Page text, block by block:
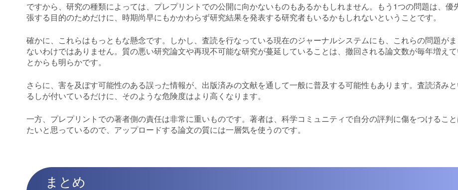
ですから、研究の種類によっては、プレプリントでの公開に向かないものもあるかもしれません。もう1つの問題は、優
張する目的のためだけに、時期尚早にもかかわらず研究結果を発表する研究者もいるかもしれないということです。
確かに、これらはもっともな懸念です。しかし、査読を行なっている現在のジャーナルシステムにも、これらの問題がま
ないわけではありません。質の悪い研究論文や再現不可能な研究が蔓延していることは、撤回される論文数が毎年増え
とからも明らかです。
さらに、害を及ぼす可能性のある誤った情報が、出版済みの文献を通して一般に普及する可能性もあります。査読済み
るしが付いているだけに、そのような危険度はより高くなります。
一方、プレプリントでの著者側の責任は非常に重いものです。著者は、科学コミュニティで自分の評判に傷をつけるこ
たいと思っているので、アップロードする論文の質には一層気を使うのです。
まとめ